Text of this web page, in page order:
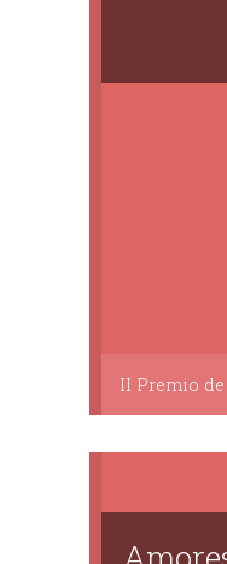
II Premio